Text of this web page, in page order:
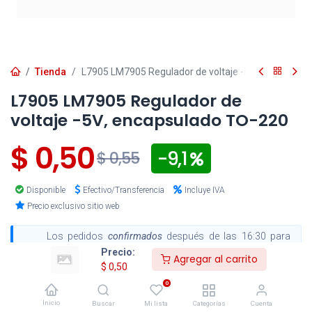
Precio:
$ 0,50
Agregar al carrito
Inicio Buscar
0
Mi lista Categorías Cuenta
Tienda L7905 LM7905 Regulador de voltaje -5V,
L7905 LM7905 Regulador de
voltaje -5V, encapsulado TO-220
$ 0,50$0,55 - 9,1
Disponible Efectivo/Transferencia
Incluye IVA
Precio exclusivo sitio web
Los pedidos confirmadosdespués de las 16:30 para
entregas en la ciudad de Cuenca y después de las 15:00
para envíos al resto del país, serán procesados el
siguiente día hábil.